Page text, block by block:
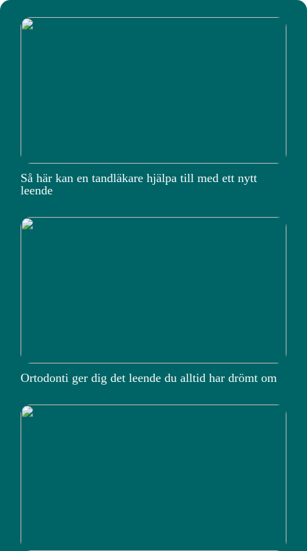
Så här kan en tandläkare hjälpa till med ett nytt
leende
Ortodonti ger dig det leende du alltid har drömt om